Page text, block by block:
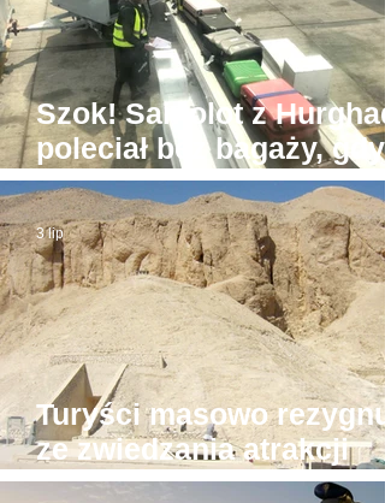
Szok! Samolot z
poleciał bez bagaży, gdyż
był... zbyt ciężki
Turyści masowo
ze zwiedzania atrakcji
Luksoru. Powód?
3 lip